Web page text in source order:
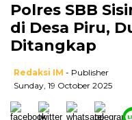
Polres SBB
di Desa Piru,
Ditangkap
Redaksi IM - Publisher
Sunday, 19 October 2025